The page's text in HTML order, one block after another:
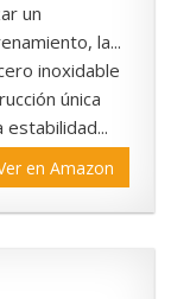
un
la...
inoxidable
única
en Amazon